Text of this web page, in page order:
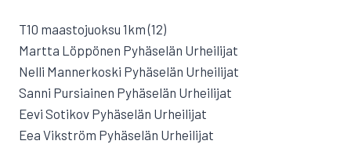
T10 maastojuoksu 1km (12)
Martta Löppönen Pyhäselän Urheilijat
Nelli Mannerkoski Pyhäselän Urheilijat
Sanni Pursiainen Pyhäselän Urheilijat
Eevi Sotikov Pyhäselän Urheilijat
Eea Vikström Pyhäselän Urheilijat